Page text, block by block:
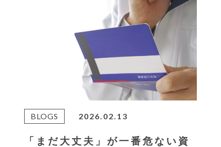
BLOGS 2026.02.13
「まだ大丈夫」が一番危ない資